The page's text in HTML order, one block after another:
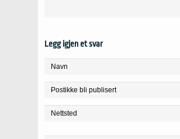
Legg igjen et svar